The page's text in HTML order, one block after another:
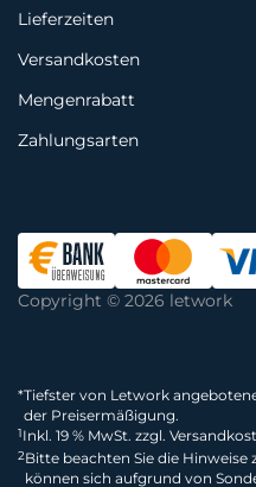
Lieferzeiten
Versandkosten
Mengenrabatt
Zahlungsarten
Copyright © 2026 letwork
*Tiefster von Letwork
der Preisermäßigung.
1Inkl. 19 % MwSt. zzgl.
2Bitte beachten Sie die Hinweise
können sich aufgrund von